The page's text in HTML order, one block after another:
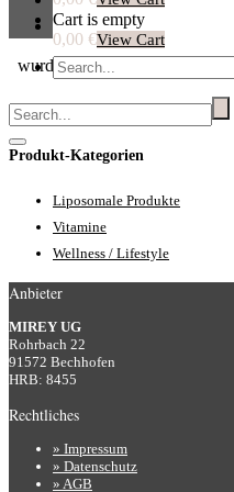
Cart is empty
0,00 €View Cart
wurde in deinen
Warenkorb
Produkt-Kategorien
Liposomale Produkte
Vitamine
Wellness / Lifestyle
Anbieter
MIREY UG
Rohrbach 22
91572 Bechhofen
HRB: 8455
Rechtliches
» Impressum
» Datenschutz
» AGB